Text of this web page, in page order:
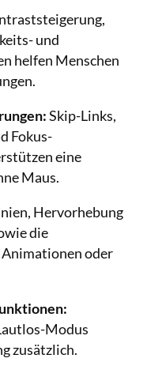
und
helfen Menschen
Skip-Links,
Fokus-
eine
Maus.
Hervorhebung
die
oder
Modus
zusätzlich.